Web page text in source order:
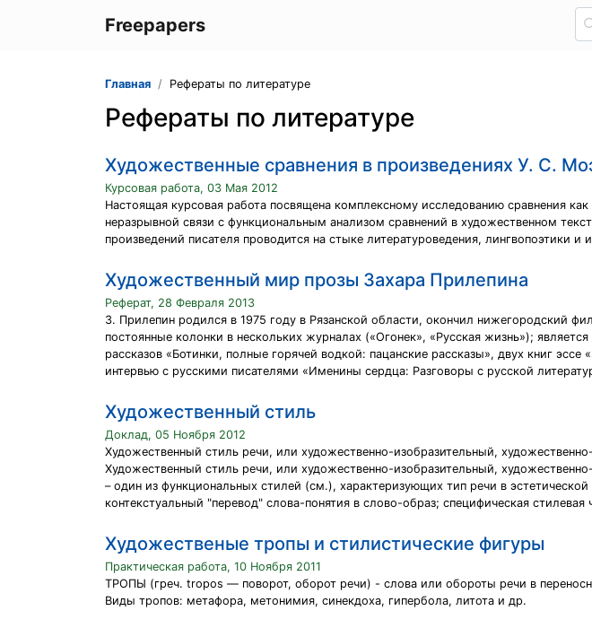
Freepapers
Главная Рефераты по литературе
Рефераты по литературе
Художественные сравнения в произведениях У. С.
Курсовая работа, 03 Мая 2012
Настоящая курсовая работа посвящена комплексному исследованию сравнения
неразрывной связи с функциональным анализом сравнений в художественном
произведений писателя проводится на стыке литературоведения, лингвопоэтики
Художественный мир прозы Захара Прилепина
Реферат, 28 Февраля 2013
З. Прилепин родился в 1975 году в Рязанской области, окончил нижегородский
постоянные колонки в нескольких журналах («Огонек», «Русская жизнь»);
рассказов «Ботинки, полные горячей водкой: пацанские рассказы», двух книг
интервью с русскими писателями «Именины сердца: Разговоры с русской
Художественный стиль
Доклад, 05 Ноября 2012
Художественный стиль речи, или художественно-изобразительный,
Художественный стиль речи, или художественно-изобразительный,
– один из функциональных стилей (см.), характеризующих тип речи в
контекстуальный "перевод" слова-понятия в слово-образ; специфическая
Художественые тропы и стилистические фигуры
Практическая работа, 10 Ноября 2011
ТРОПЫ (греч. tropos — поворот, оборот речи) - слова или обороты речи в
Виды тропов: метафора, метонимия, синекдоха, гипербола, литота и др.